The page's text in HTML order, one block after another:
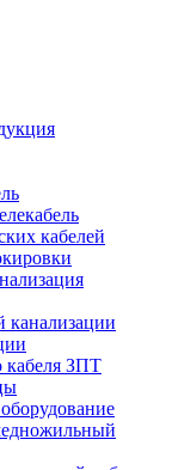
кабелей
канализации
кабеля ЗПТ